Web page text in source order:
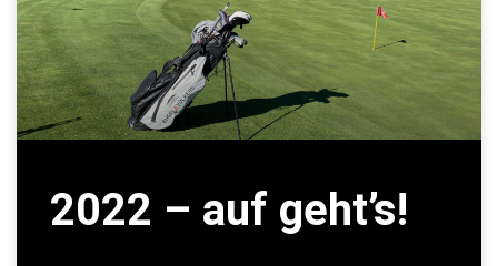
2022 – auf geht’s!